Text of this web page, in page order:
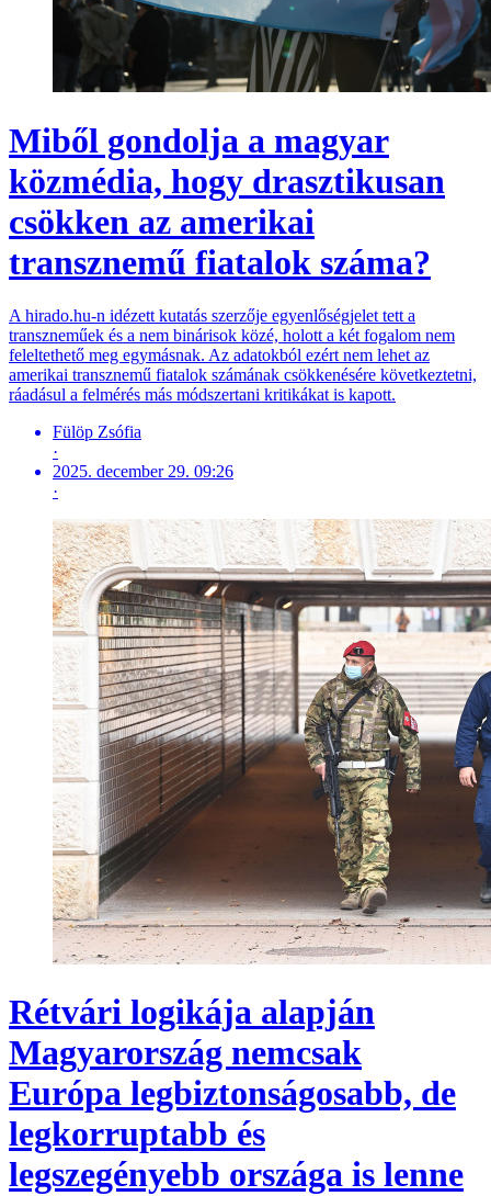
Miből gondolja a magyar
közmédia, hogy drasztikusan
csökken az amerikai
transznemű fiatalok száma?
A hirado.hu-n idézett kutatás szerzője egyenlőségjelet tett a
transzneműek és a nem binárisok közé, holott a két fogalom nem
feleltethető meg egymásnak. Az adatokból ezért nem lehet az
amerikai transznemű fiatalok számának csökkenésére következtetni,
ráadásul a felmérés más módszertani kritikákat is kapott.
Fülöp Zsófia
·
2025. december 29. 09:26
·
Rétvári logikája alapján
Magyarország nemcsak
Európa legbiztonságosabb, de
legkorruptabb és
legszegényebb országa is lenne